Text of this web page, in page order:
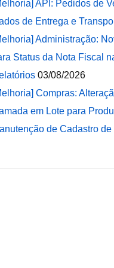
API: Pedidos de
de Entrega e
Administração:
Status da Nota Fiscal
03/08/2026
Compras:
em Lote para
de Cadastro